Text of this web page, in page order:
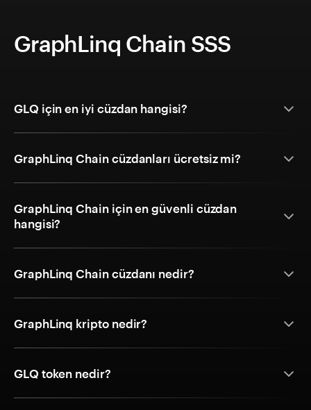
GraphLinq Chain SSS
GLQ için en iyi cüzdan hangisi?
GraphLinq Chain cüzdanları ücretsiz mi?
GraphLinq Chain için en güvenli cüzdan
hangisi?
GraphLinq Chain cüzdanı nedir?
GraphLinq kripto nedir?
GLQ token nedir?